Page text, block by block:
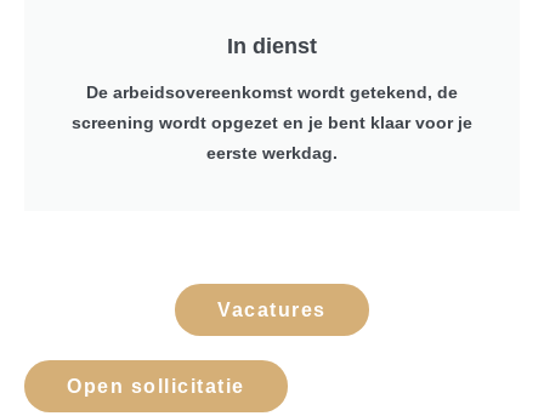
In dienst
De arbeidsovereenkomst wordt getekend, de
screening wordt opgezet en je bent klaar voor je
eerste werkdag.
Vacatures
Open sollicitatie